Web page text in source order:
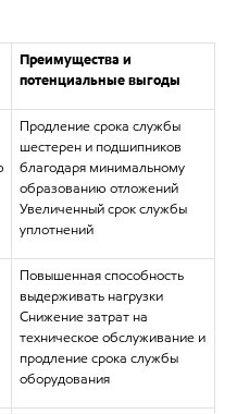
Преимущества и
потенциальные выгоды
Продление срока службы
шестерен и подшипников
благодаря минимальному
образованию отложений
Увеличенный срок службы
уплотнений
Повышенная способность
выдерживать нагрузки
Снижение затрат на
техническое обслуживание и
продление срока службы
оборудования